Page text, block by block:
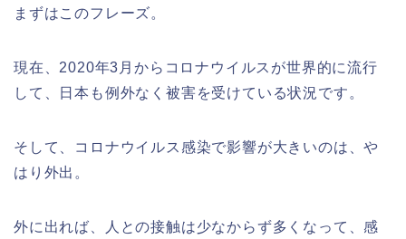
まずはこのフレーズ。
現在、2020年3月からコロナウイルスが世界的に流行
して、日本も例外なく被害を受けている状況です。
そして、コロナウイルス感染で影響が大きいのは、や
はり外出。
外に出れば、人との接触は少なからず多くなって、感